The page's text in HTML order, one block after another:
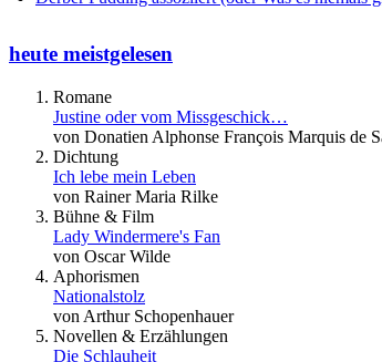
heute meistgelesen
Romane
Justine oder vom Missgeschick…
von Donatien Alphonse François Marquis de
Dichtung
Ich lebe mein Leben
von Rainer Maria Rilke
Bühne & Film
Lady Windermere's Fan
von Oscar Wilde
Aphorismen
Nationalstolz
von Arthur Schopenhauer
Novellen & Erzählungen
Die Schlauheit